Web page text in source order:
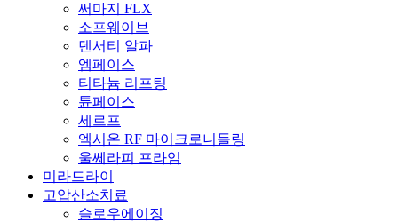
써마지 FLX
소프웨이브
덴서티 알파
엠페이스
티타늄 리프팅
튠페이스
세르프
엑시온 RF 마이크로니들링
울쎄라피 프라임
미라드라이
고압산소치료
슬로우에이징